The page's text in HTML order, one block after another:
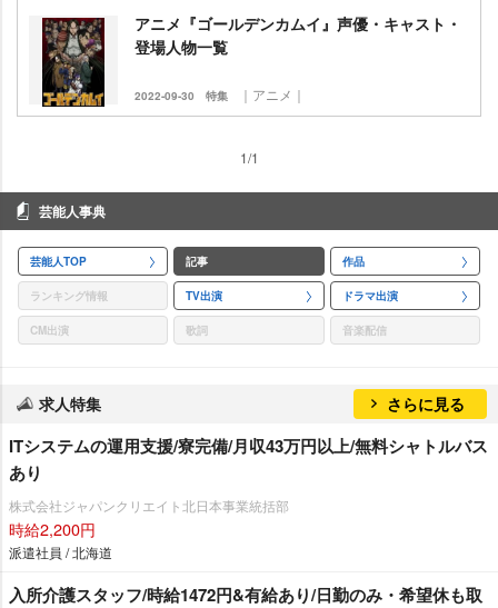
アニメ『ゴールデンカムイ』声優・キャスト・
登場人物一覧
2022-09-30 特集 ｜アニメ｜
1/1
芸能人事典
芸能人TOP 記事 作品
ランキング情報 TV出演 ドラマ出演
CM出演 歌詞 音楽配信
求人特集 さらに見る
ITシステムの運用支援/寮完備/月収43万円以上/無料シャトルバス
あり
株式会社ジャパンクリエイト北日本事業統括部
時給2,200円
派遣社員 / 北海道
入所介護スタッフ/時給1472円&有給あり/日勤のみ・希望休も取